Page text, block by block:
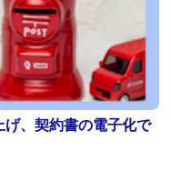
、契約書の電子化で